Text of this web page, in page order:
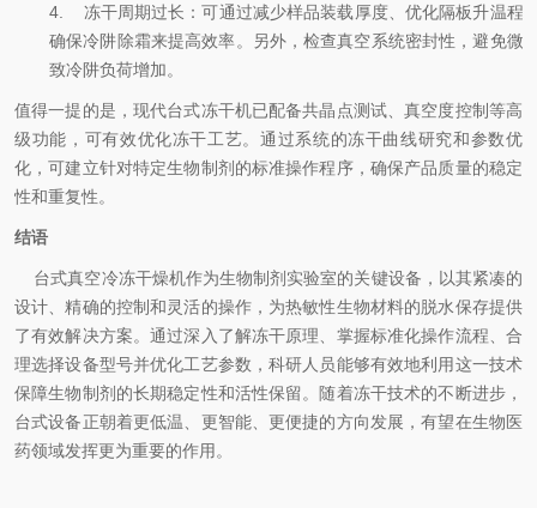
4.
冻干周期过长：可通过减少样品装载厚度、优化隔板升温程
确保冷阱除霜来提高效率。另外，检查真空系统密封性，避免微
致冷阱负荷增加。
值得一提的是，现代台式冻干机已配备共晶点测试、真空度控制等高
级功能，可有效优化冻干工艺。通过系统的冻干曲线研究和参数优
化，可建立针对特定生物制剂的标准操作程序，确保产品质量的稳定
性和重复性。
结语
台式真空冷冻干燥机作为生物制剂实验室的关键设备，以其紧凑的
设计、精确的控制和灵活的操作，为热敏性生物材料的脱水保存提供
了有效解决方案。通过深入了解冻干原理、掌握标准化操作流程、合
理选择设备型号并优化工艺参数，科研人员能够有效地利用这一技术
保障生物制剂的长期稳定性和活性保留。随着冻干技术的不断进步，
台式设备正朝着更低温、更智能、更便捷的方向发展，有望在生物医
药领域发挥更为重要的作用。